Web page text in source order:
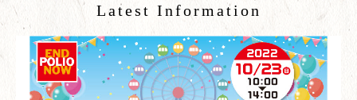
Latest Information